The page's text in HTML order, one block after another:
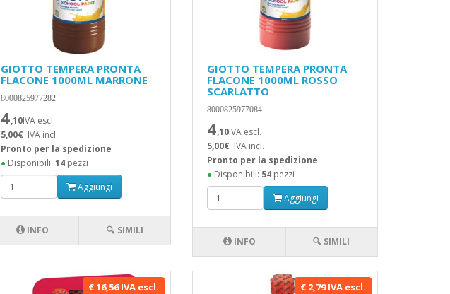
GIOTTO TEMPERA PRONTA
FLACONE 1000ML MARRONE
8000825977282
4,10IVA escl.
5,00€ IVA incl.
Pronto per la spedizione
●Disponibili: 14pezzi
Aggiungi
INFO 🔍 SIMILI
GIOTTO TEMPERA PRONTA
FLACONE 1000ML ROSSO
SCARLATTO
8000825977084
4,10IVA escl.
5,00€ IVA incl.
Pronto per la spedizione
● Disponibili: 54 pezzi
Aggiungi
INFO 🔍 SIMILI
€ 16,56 IVA escl. € 2,79 IVA escl.